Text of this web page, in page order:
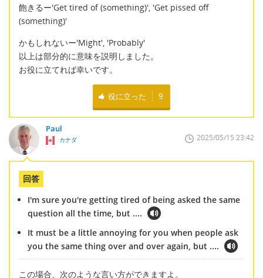
飽きるー'Get tired of (something)', 'Get pissed off
(something)'
かもしれないー'Might', 'Probably'
以上は部分的に意味を説明しました。
お役に立てれば幸いです。
役に立った 9
Paul
カナダ 2025/05/15 23:42
回答
I'm sure you're getting tired of being asked the same
question all the time, but ....
It must be a little annoying for you when people ask
you the same thing over and over again, but ....
この場合、次のような言い方ができますよ。